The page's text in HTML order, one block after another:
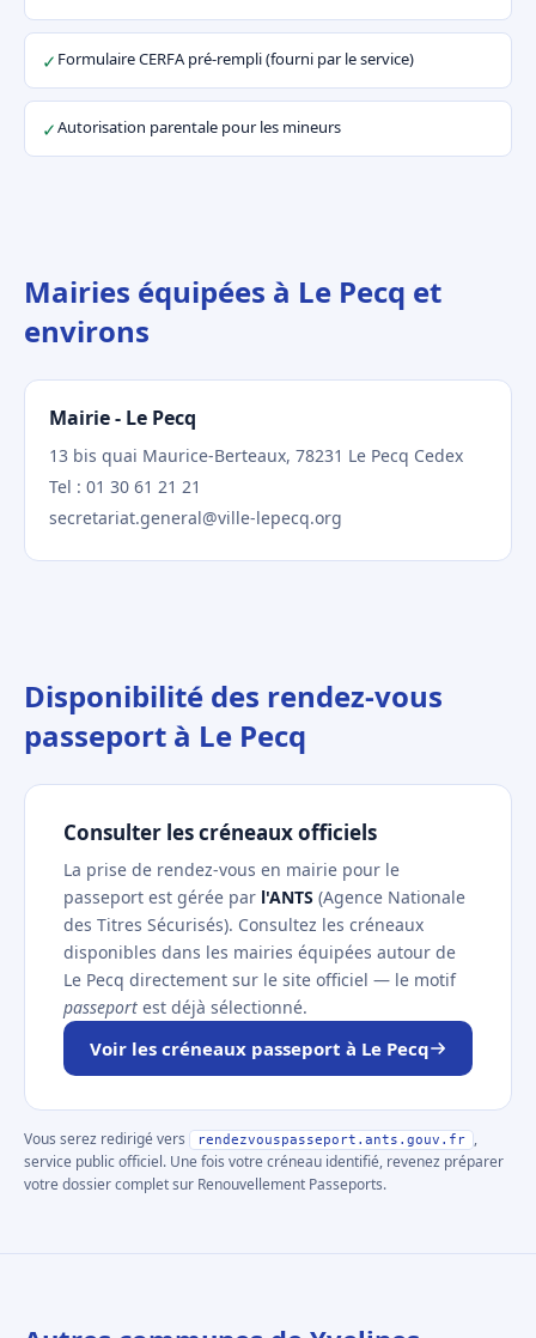
✓ Formulaire CERFA pré-rempli (fourni par le service)
✓Autorisation parentale pour les mineurs
Mairies équipées à Le Pecq et
environs
Mairie - Le Pecq
13 bis quai Maurice-Berteaux, 78231 Le Pecq Cedex
Tel : 01 30 61 21 21
secretariat.general@ville-lepecq.org
Disponibilité des rendez-vous
passeport à Le Pecq
Consulter les créneaux officiels
La prise de rendez-vous en mairie pour le
passeport est gérée par l'ANTS (Agence Nationale
des Titres Sécurisés). Consultez les créneaux
disponibles dans les mairies équipées autour de
Le Pecq directement sur le site officiel — le motif
passeport est déjà sélectionné.
Voir les créneaux passeport à Le Pecq
Vous serez redirigé vers rendezvouspasseport.ants.gouv.fr
,
service public officiel. Une fois votre créneau identifié, revenez préparer
votre dossier complet sur Renouvellement Passeports.